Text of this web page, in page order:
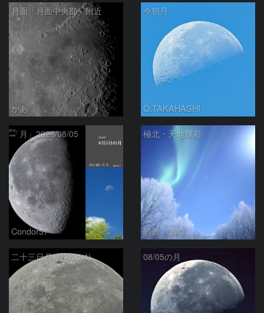
月面「月面中央部」附近
かあ
今朝月
O.TAKAHASHI
「月」2026/08/05
Condor57
極北・天地輝彩
駒沢 満晴
二十三日月(月齢21.4) 08/05の月